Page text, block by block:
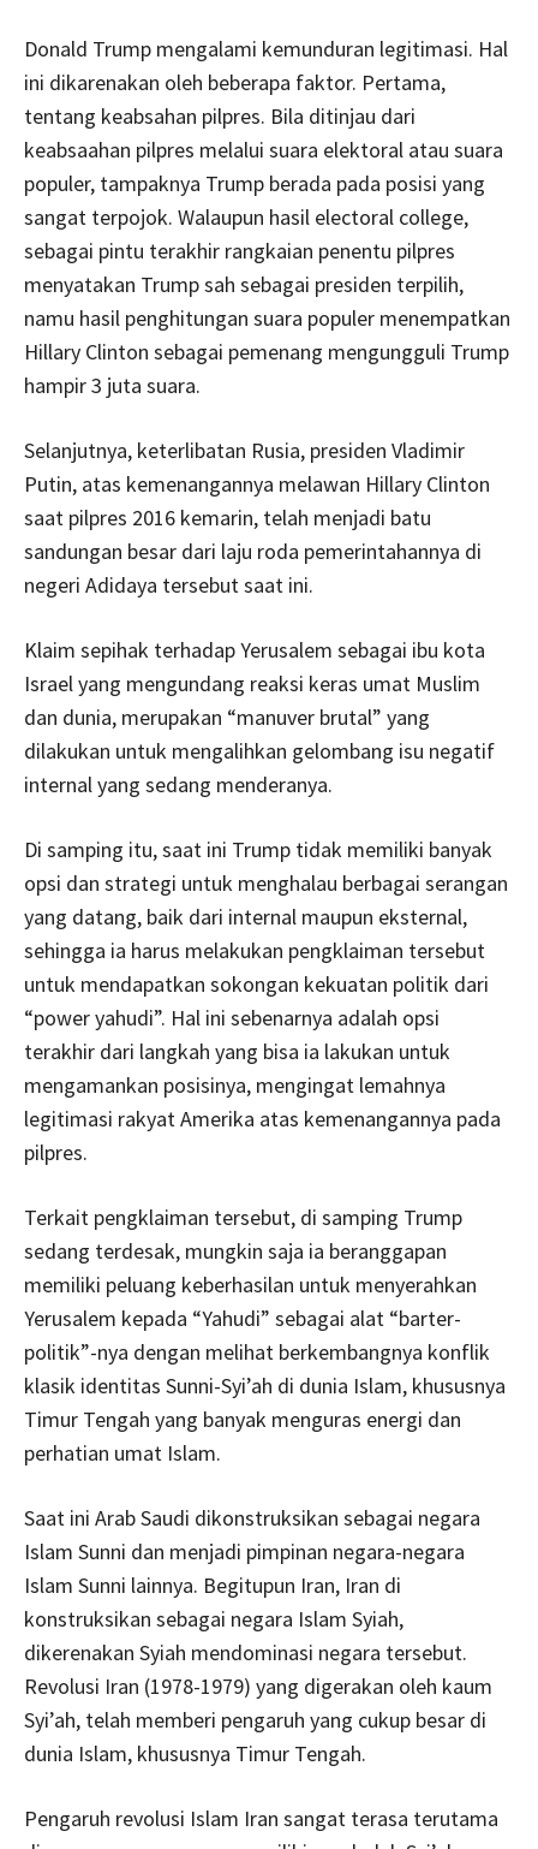
Donald Trump mengalami kemunduran legitimasi. Hal
ini dikarenakan oleh beberapa faktor. Pertama,
tentang keabsahan pilpres. Bila ditinjau dari
keabsaahan pilpres melalui suara elektoral atau suara
populer, tampaknya Trump berada pada posisi yang
sangat terpojok. Walaupun hasil electoral college,
sebagai pintu terakhir rangkaian penentu pilpres
menyatakan Trump sah sebagai presiden terpilih,
namu hasil penghitungan suara populer menempatkan
Hillary Clinton sebagai pemenang mengungguli Trump
hampir 3 juta suara.
Selanjutnya, keterlibatan Rusia, presiden Vladimir
Putin, atas kemenangannya melawan Hillary Clinton
saat pilpres 2016 kemarin, telah menjadi batu
sandungan besar dari laju roda pemerintahannya di
negeri Adidaya tersebut saat ini.
Klaim sepihak terhadap Yerusalem sebagai ibu kota
Israel yang mengundang reaksi keras umat Muslim
dan dunia, merupakan “manuver brutal” yang
dilakukan untuk mengalihkan gelombang isu negatif
internal yang sedang menderanya.
Di samping itu, saat ini Trump tidak memiliki banyak
opsi dan strategi untuk menghalau berbagai serangan
yang datang, baik dari internal maupun eksternal,
sehingga ia harus melakukan pengklaiman tersebut
untuk mendapatkan sokongan kekuatan politik dari
“power yahudi”. Hal ini sebenarnya adalah opsi
terakhir dari langkah yang bisa ia lakukan untuk
mengamankan posisinya, mengingat lemahnya
legitimasi rakyat Amerika atas kemenangannya pada
pilpres.
Terkait pengklaiman tersebut, di samping Trump
sedang terdesak, mungkin saja ia beranggapan
memiliki peluang keberhasilan untuk menyerahkan
Yerusalem kepada “Yahudi” sebagai alat “barter-
politik”-nya dengan melihat berkembangnya konflik
klasik identitas Sunni-Syi’ah di dunia Islam, khususnya
Timur Tengah yang banyak menguras energi dan
perhatian umat Islam.
Saat ini Arab Saudi dikonstruksikan sebagai negara
Islam Sunni dan menjadi pimpinan negara-negara
Islam Sunni lainnya. Begitupun Iran, Iran di
konstruksikan sebagai negara Islam Syiah,
dikerenakan Syiah mendominasi negara tersebut.
Revolusi Iran (1978-1979) yang digerakan oleh kaum
Syi’ah, telah memberi pengaruh yang cukup besar di
dunia Islam, khususnya Timur Tengah.
Pengaruh revolusi Islam Iran sangat terasa terutama